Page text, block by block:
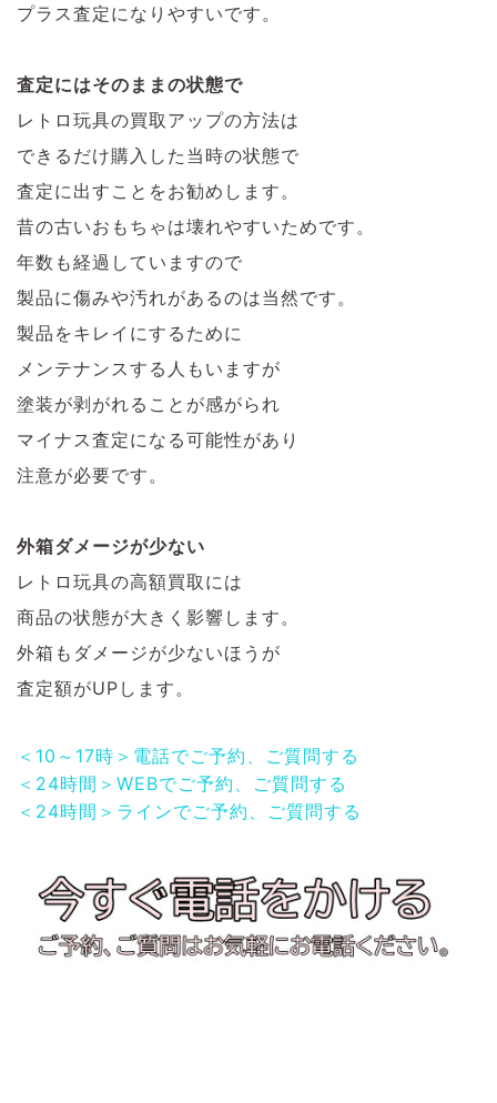
プラス査定になりやすいです。
査定にはそのままの状態で
レトロ玩具の買取アップの方法は
できるだけ購入した当時の状態で
査定に出すことをお勧めします。
昔の古いおもちゃは壊れやすいためです。
年数も経過していますので
製品に傷みや汚れがあるのは当然です。
製品をキレイにするために
メンテナンスする人もいますが
塗装が剥がれることが感がられ
マイナス査定になる可能性があり
注意が必要です。
外箱ダメージが少ない
レトロ玩具の高額買取には
商品の状態が大きく影響します。
外箱もダメージが少ないほうが
査定額がUPします。
＜10～17時＞電話でご予約、ご質問する
＜24時間＞WEBでご予約、ご質問する
＜24時間＞ラインでご予約、ご質問する